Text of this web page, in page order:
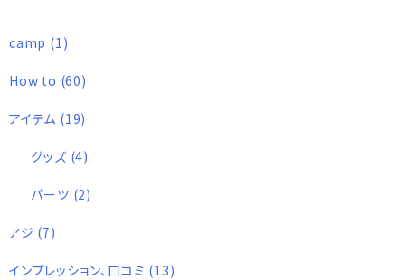
camp (1)
How to (60)
アイテム (19)
グッズ (4)
パーツ (2)
アジ (7)
インプレッション、口コミ (13)